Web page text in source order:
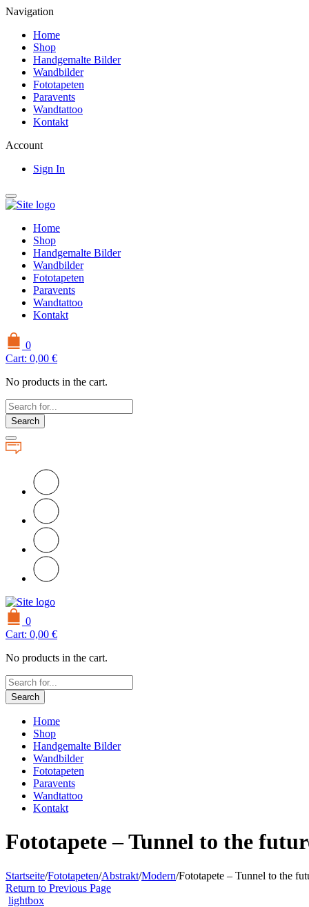
Navigation
Home
Shop
Handgemalte Bilder
Wandbilder
Fototapeten
Paravents
Wandtattoo
Kontakt
Account
Sign In
Home
Shop
Handgemalte Bilder
Wandbilder
Fototapeten
Paravents
Wandtattoo
Kontakt
0
Cart: 0,00 €
No products in the cart.
Search
0
Cart: 0,00 €
No products in the cart.
Search
Home
Shop
Handgemalte Bilder
Wandbilder
Fototapeten
Paravents
Wandtattoo
Kontakt
Fototapete – Tunnel to the
Startseite/Fototapeten/Abstrakt/Modern/Fototapete – Tunnel to the
Return to Previous Page
lightbox